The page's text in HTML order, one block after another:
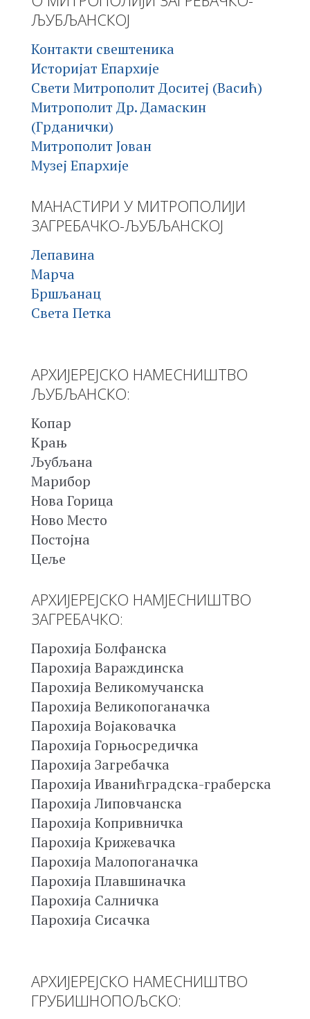
ЉУБЉАНСКОЈ
Контакти свештеника
Историјат Епархије
Свети Митрополит Доситеј (Васић)
Митрополит Др. Дамаскин
(Грданички)
Митрополит Јован
Музеј Епархије
МАНАСТИРИ У МИТРОПОЛИЈИ
ЗАГРЕБАЧКО-ЉУБЉАНСКОЈ
Лепавина
Марча
Бршљанац
Света Петка
АРХИЈЕРЕЈСКО НАМЕСНИШТВО
ЉУБЉАНСКО:
Копар
Крањ
Љубљана
Марибор
Нова Горица
Ново Место
Постојна
Цеље
АРХИЈЕРЕЈСКО НАМЈЕСНИШТВО
ЗАГРЕБАЧКО:
Парохија Болфанска
Парохија Вараждинска
Парохија Великомучанска
Парохија Великопоганачка
Парохија Војаковачка
Парохија Горњосредичка
Парохија Загребачка
Парохија Иванићградска-граберска
Парохија Липовчанска
Парохија Копривничка
Парохија Крижевачка
Парохија Малопоганачка
Парохија Плавшиначка
Парохија Салничка
Парохија Сисачка
АРХИЈЕРЕЈСКО НАМЕСНИШТВО
ГРУБИШНОПОЉСКО: